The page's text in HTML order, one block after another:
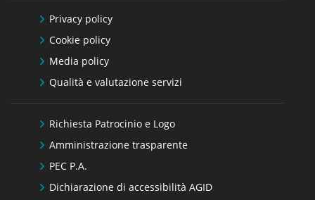
Privacy policy
Cookie policy
Media policy
Qualità e valutazione servizi
Richiesta Patrocinio e Logo
Amministrazione trasparente
PEC P.A.
Dichiarazione di accessibilità AGID